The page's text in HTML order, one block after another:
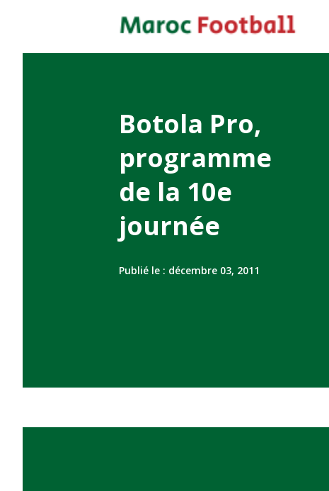
Botola Pro,
programme
de la 10e
journée
Publié le : décembre 03, 2011